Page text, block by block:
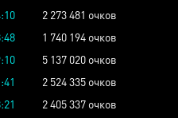
2 273 481 очков
1 740 194 очков
5 137 020 очков
2 524 335 очков
2 405 337 очков